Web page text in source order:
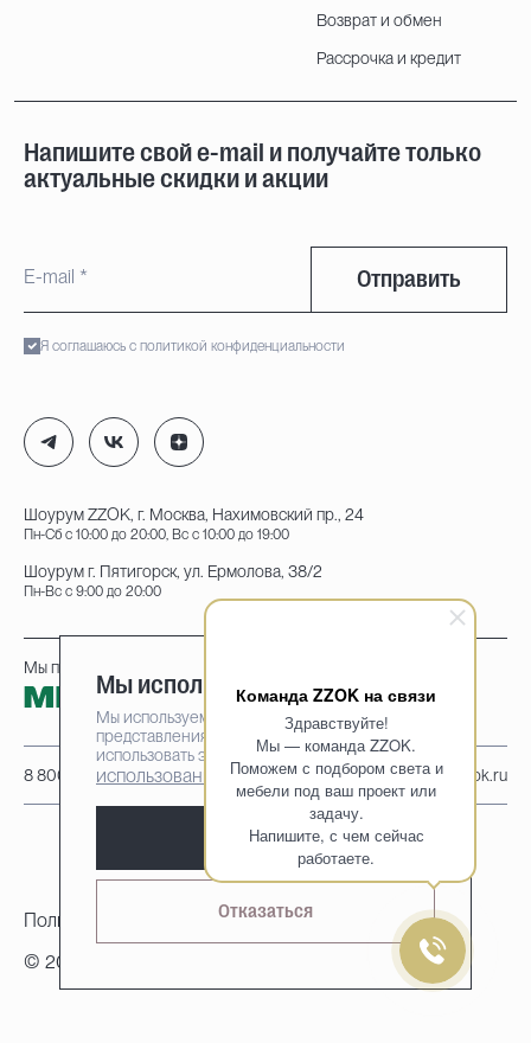
Команда ZZOK на связи
Здравствуйте!
Мы — команда ZZOK.
Поможем с подбором света и
мебели под ваш проект или
задачу.
Напишите, с чем сейчас
работаете.
Возврат и обмен
Рассрочка и кредит
Напишите свой e-mail и получайте только
актуальные скидки и акции
Отправить
Я соглашаюсь с политикой конфиденциальности
Шоурум ZZOK, г. Москва, Нахимовский пр., 24
Пн-Сб с 10:00 до 20:00, Вс с 10:00 до 19:00
Шоурум г. Пятигорск, ул. Ермолова, 38/2
Пн-Вс с 9:00 до 20:00
8 800 222-95-25 info@zzok.ru
Мы принимаем к оплате:
© 2010-2026, ZZOK
Политика конфиденциальности
Мы используем cookie-файлы
Мы используем cookie-файлы для наилучшего
представления нашего сайта. Продолжая
использовать этот сайт, вы соглашаетесь на
использование cookie-файлов
Принять
Отказаться